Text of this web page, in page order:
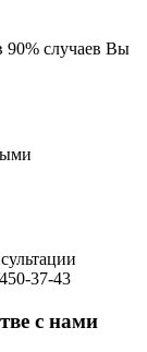
90% случаев Вы
37-43
с нами